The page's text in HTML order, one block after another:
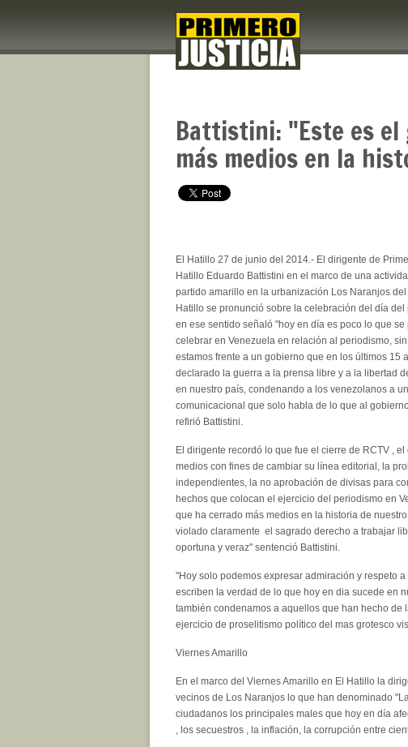
Battistini: "Este es el
más medios en la
El Hatillo 27 de junio del 2014.- El dirigente de
Hatillo Eduardo Battistini en el marco de una
partido amarillo en la urbanización Los Naranjos
Hatillo se pronunció sobre la celebración del día del
en ese sentido señaló "hoy en día es poco lo que se
celebrar en Venezuela en relación al periodismo,
estamos frente a un gobierno que en los últimos 15
declarado la guerra a la prensa libre y a la libertad
en nuestro país, condenando a los venezolanos a
comunicacional que solo habla de lo que al
refirió Battistini.
El dirigente recordó lo que fue el cierre de RCTV ,
medios con fines de cambiar su línea editorial, la
independientes, la no aprobación de divisas para
hechos que colocan el ejercicio del periodismo en
que ha cerrado más medios en la historia de
violado claramente el sagrado derecho a trabajar
oportuna y veraz" sentenció Battistini.
"Hoy solo podemos expresar admiración y respeto
escriben la verdad de lo que hoy en dia sucede en
también condenamos a aquellos que han hecho
ejercicio de proselitismo político del mas grotesco
Viernes Amarillo
En el marco del Viernes Amarillo en El Hatillo la
vecinos de Los Naranjos lo que han denominado
ciudadanos los principales males que hoy en día
, los secuestros , la inflación, la corrupción entre